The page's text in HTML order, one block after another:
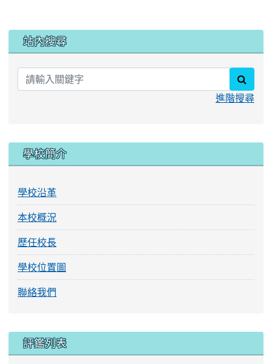
站內搜尋
進階搜尋
學校簡介
學校沿革
本校概況
歷任校長
學校位置圖
聯絡我們
評鑑列表